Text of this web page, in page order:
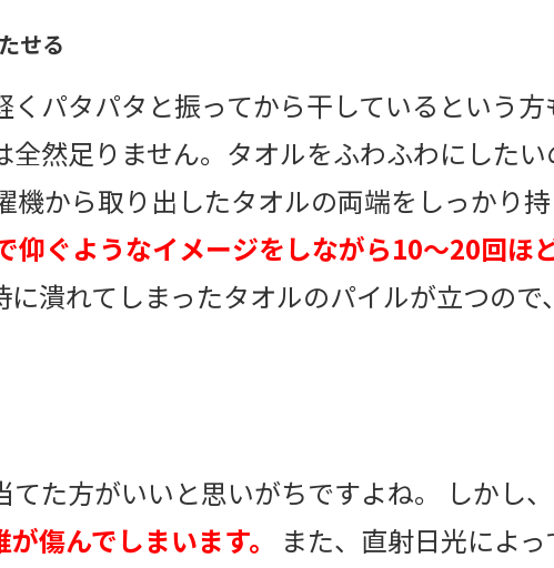
せる
パタパタと振ってから干しているという
全然足りません。タオルをふわふわにした
機から取り出したタオルの両端をしっかり
仰ぐようなイメージをしながら10〜20回ほ
に潰れてしまったタオルのパイルが立つの
た方がいいと思いがちですよね。 しかし、
傷んでしまいます。
また、直射日光によ